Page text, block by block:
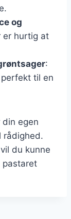
og
er hurtig at
:
til en
egen
rådighed.
du kunne